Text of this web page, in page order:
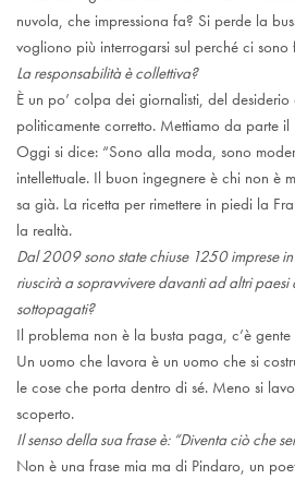
nuvola, che impressiona fa? Si perde la
vogliono più interrogarsi sul perché ci sono
La responsabilità è collettiva?
È un po’ colpa dei giornalisti, del desiderio
politicamente corretto. Mettiamo da parte
Oggi si dice: “Sono alla moda, sono
intellettuale. Il buon ingegnere è chi non è
sa già. La ricetta per rimettere in piedi la
la realtà.
Dal 2009 sono state chiuse 1250 imprese
riuscirà a sopravvivere davanti ad altri
sottopagati?
Il problema non è la busta paga, c’è
Un uomo che lavora è un uomo che si
le cose che porta dentro di sé. Meno si
scoperto.
Il senso della sua frase è: “Diventa ciò che
Non è una frase mia ma di Pindaro, un